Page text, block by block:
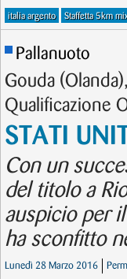
italia argento Staffetta 5km
Pallanuoto
Gouda
Qualificazione
STATI
Con un
del titolo a
auspicio per
ha sconfitto
Lunedì 28 Marzo 2016